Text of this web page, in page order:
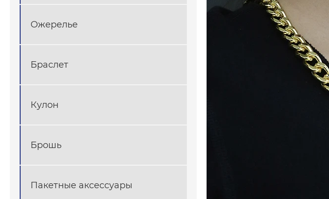
Ожерелье
Браслет
Кулон
Брошь
Пакетные аксессуары